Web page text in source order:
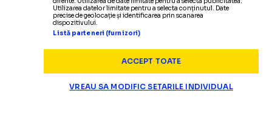
Utilizarea datelor limitate pentru a selecta conținutul. Date
precise de geolocație și identificarea prin scanarea
dispozitivului.
Listă parteneri (furnizori)
ACCEPT TOATE
VREAU SA MODIFIC SETARILE INDIVIDUAL